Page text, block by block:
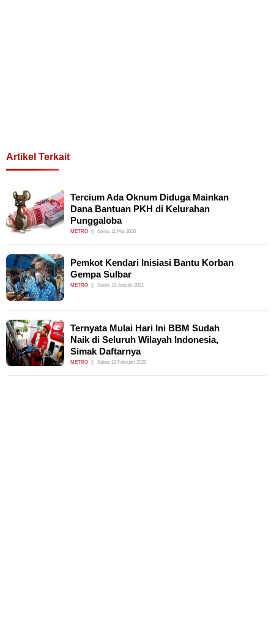
Artikel Terkait
Tercium Ada Oknum Diduga Mainkan
Dana Bantuan PKH di Kelurahan
Punggaloba
METRO Senin, 11 Mei 2020
Pemkot Kendari Inisiasi Bantu Korban
Gempa Sulbar
METRO Senin, 18 Januari 2021
Ternyata Mulai Hari Ini BBM Sudah
Naik di Seluruh Wilayah Indonesia,
Simak Daftarnya
METRO Sabtu, 12 Februari 2022